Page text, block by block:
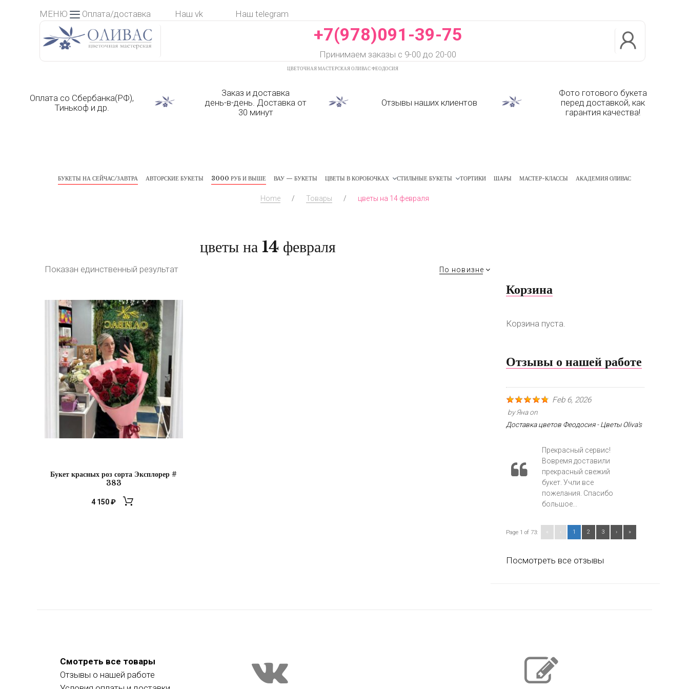
МЕНЮ Оплата/доставка Наш vk Наш telegram
+7(978)091-39-75
Принимаем заказы с 9-00 до 20-00
ЦВЕТОЧНАЯ МАСТЕРСКАЯ ОЛИВАС ФЕОДОСИЯ
Оплата со Сбербанка(РФ),
Тинькоф и др.
Заказ и доставка
день-в-день. Доставка от
30 минут
Отзывы наших клиентов
Фото готового букета
перед доставкой, как
гарантия качества!
БУКЕТЫ НА СЕЙЧАС/ЗАВТРА АВТОРСКИЕ БУКЕТЫ 3000 РУБ И ВЫШЕ ВАУ — БУКЕТЫ ЦВЕТЫ В КОРОБОЧКАХ СТИЛЬНЫЕ БУКЕТЫ ТОРТИКИ ШАРЫ МАСТЕР-КЛАССЫ АКАДЕМИЯ ОЛИВАС
Home / Товары / цветы на 14 февраля
цветы на 14 февраля
Показан единственный результат По новизне
Букет красных роз сорта Эксплорер #
383
4 150₽
Корзина
Корзина пуста.
Отзывы о нашей работе
Feb 6, 2026
byЯнаon
Доставка цветов Феодосия - Цветы Oliva's
Прекрасный сервис!
Вовремя доставили
прекрасный свежий
букет. Учли все
пожелания. Спасибо
большое...
Page 1 of 73: 1 2 3 › »
Посмотреть все отзывы
Смотреть все товары
Отзывы о нашей работе